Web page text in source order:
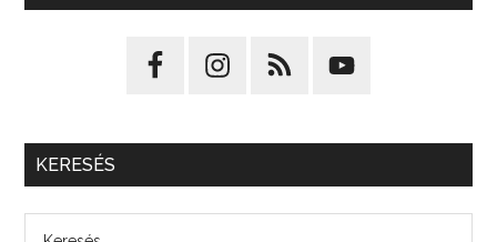
KERESÉS